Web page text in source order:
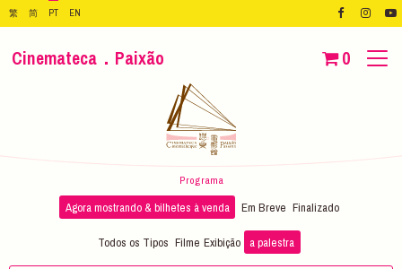
繁 简 PT EN
Cinemateca．Paixão 0
Programa
Agora mostrando & bilhetes à venda Em Breve Finalizado
Todos os Tipos Filme Exibição a palestra